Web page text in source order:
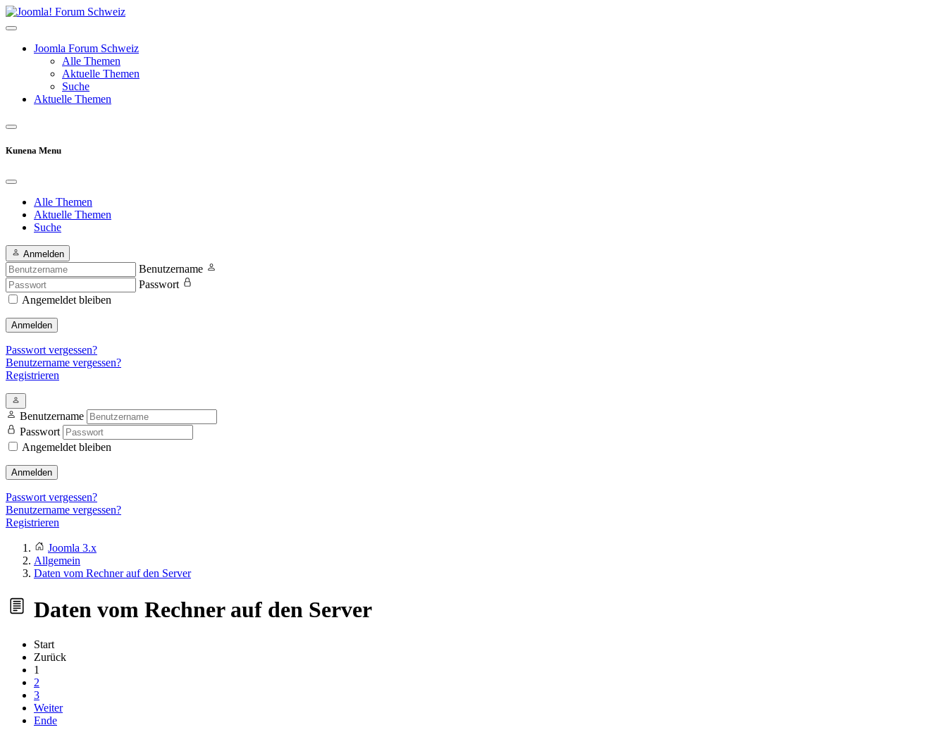
Joomla Forum Schweiz
Alle Themen
Aktuelle Themen
Suche
Aktuelle Themen
Kunena Menu
Alle Themen
Aktuelle Themen
Suche
Anmelden
Benutzername
Passwort
Angemeldet bleiben
Anmelden
Passwort vergessen?
Benutzername vergessen?
Registrieren
Benutzername
Passwort
Angemeldet bleiben
Anmelden
Passwort vergessen?
Benutzername vergessen?
Registrieren
Joomla 3.x
Allgemein
Daten vom Rechner auf den Server
Daten vom Rechner auf den Server
Start
Zurück
1
2
3
Weiter
Ende